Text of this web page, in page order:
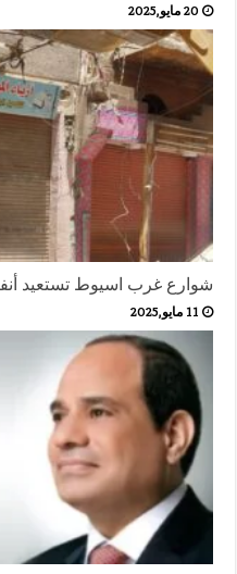
20 مايو,2025
شوارع غرب اسيوط تستعيد
11 مايو,2025